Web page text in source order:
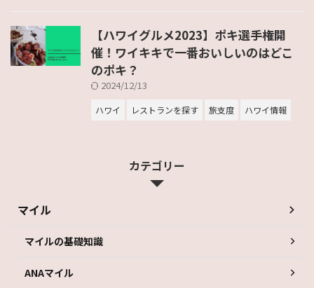
【ハワイグルメ2023】ポキ選手権開
催！ワイキキで一番おいしいのはどこ
のポキ？
2024/12/13
ハワイ レストランを探す 旅支度 ハワイ情報
カテゴリー
マイル
マイルの基礎知識
ANAマイル